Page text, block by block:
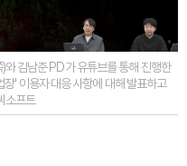
김남준 PD가 유튜브를 통해 진행한
' 이용자 대응 사항에 대해 발표하고
소프트